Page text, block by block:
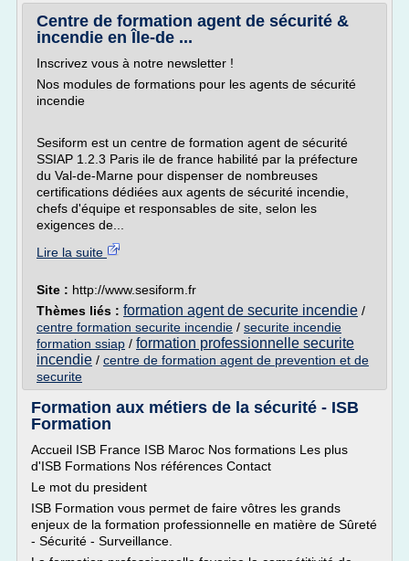
Centre de formation agent de sécurité &
incendie en Île-de ...
Inscrivez vous à notre newsletter !
Nos modules de formations pour les agents de sécurité
incendie
Sesiform est un centre de formation agent de sécurité
SSIAP 1.2.3 Paris ile de france habilité par la préfecture
du Val-de-Marne pour dispenser de nombreuses
certifications dédiées aux agents de sécurité incendie,
chefs d'équipe et responsables de site, selon les
exigences de...
Lire la suite
Site : http://www.sesiform.fr
Thèmes liés : formation agent de securite incendie /
centre formation securite incendie / securite incendie
formation ssiap / formation professionnelle securite
incendie / centre de formation agent de prevention et de
securite
Formation aux métiers de la sécurité - ISB
Formation
Accueil ISB France ISB Maroc Nos formations Les plus
d'ISB Formations Nos références Contact
Le mot du president
ISB Formation vous permet de faire vôtres les grands
enjeux de la formation professionnelle en matière de Sûreté
- Sécurité - Surveillance.